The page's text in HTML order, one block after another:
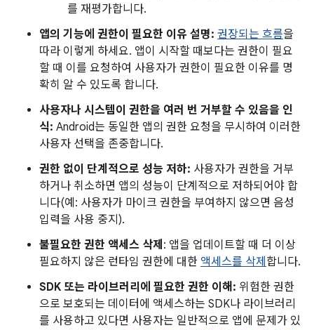
를 재평가합니다.
앱의 기능에 권한이 필요한 이유 설명: 권장되는 흐름을
따라 이렇게 하세요. 앱이 시작할 때보다는 권한이 필요
할 때 이를 요청하여 사용자가 권한이 필요한 이유를 명
확히 알 수 있도록 합니다.
사용자나 시스템이 권한을 여러 번 거부할 수 있음을 인
식: Android는 동일한 앱의 권한 요청을 무시하여 이러한
사용자 선택을 존중합니다.
권한 없이 단계적으로 성능 저하: 사용자가 권한을 거부
하거나 취소하면 앱의 성능이 단계적으로 저하되어야 합
니다(예: 사용자가 마이크 권한을 부여하지 않으면 음성
입력을 사용 중지).
불필요한 권한 액세스 삭제 : 앱을 업데이트할 때 더 이상
필요하지 않은 런타임 권한에 대한 액세스를 삭제 합니다.
SDK 또는 라이브러리에 필요한 권한 이해: 위험한 권한
으로 보호되는 데이터에 액세스하는 SDK나 라이브러리
를 사용하고 있다면 사용자는 일반적으로 앱에 문제가 있